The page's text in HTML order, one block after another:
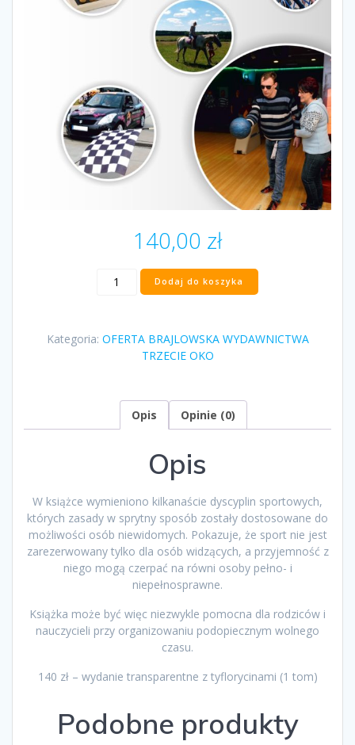
140,00 zł
ilość
„Sportowe
niewidomych”
Marek
Dodaj do koszyka
Kategoria: OFERTA BRAJLOWSKA WYDAWNICTWA
TRZECIE OKO
Opis Opinie (0)
Opis
W książce wymieniono kilkanaście dyscyplin sportowych,
których zasady w sprytny sposób zostały dostosowane do
możliwości osób niewidomych. Pokazuje, że sport nie jest
zarezerwowany tylko dla osób widzących, a przyjemność z
niego mogą czerpać na równi osoby pełno- i
niepełnosprawne.
Książka może być więc niezwykle pomocna dla rodziców i
nauczycieli przy organizowaniu podopiecznym wolnego
czasu.
140 zł – wydanie transparentne z tyflorycinami (1 tom)
Podobne produkty